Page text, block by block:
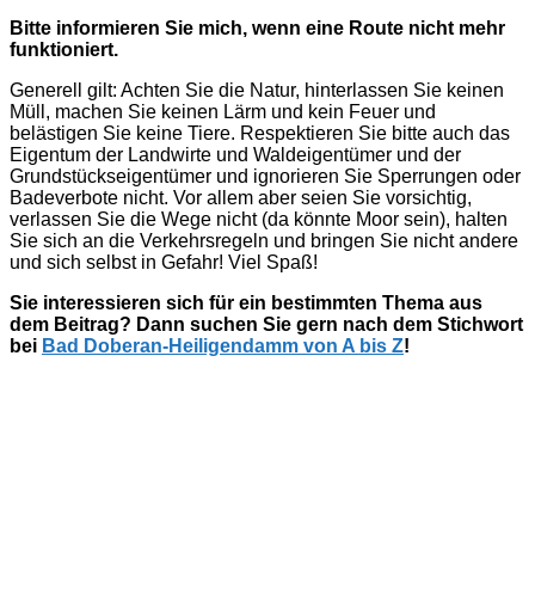
Bitte informieren Sie mich, wenn eine Route nicht mehr
funktioniert.
Generell gilt: Achten Sie die Natur, hinterlassen Sie keinen
Müll, machen Sie keinen Lärm und kein Feuer und
belästigen Sie keine Tiere. Respektieren Sie bitte auch das
Eigentum der Landwirte und Waldeigentümer und der
Grundstückseigentümer und ignorieren Sie Sperrungen oder
Badeverbote nicht. Vor allem aber seien Sie vorsichtig,
verlassen Sie die Wege nicht (da könnte Moor sein), halten
Sie sich an die Verkehrsregeln und bringen Sie nicht andere
und sich selbst in Gefahr! Viel Spaß!
Sie interessieren sich für ein bestimmten Thema aus
dem Beitrag? Dann suchen Sie gern nach dem Stichwort
bei Bad Doberan-Heiligendamm von A bis Z!